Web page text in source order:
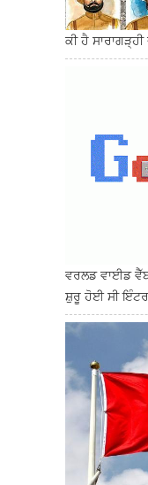
ਕੀ ਹੈ
ਵਰਲਡ ਵਾਈਡ
ਸ਼ੁਰੂ ਹੋਈ ਸੀ